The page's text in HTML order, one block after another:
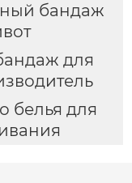
бандаж
для
белья для